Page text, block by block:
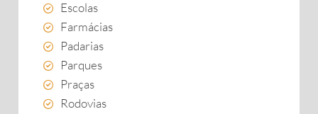
Escolas
Farmácias
Padarias
Parques
Praças
Rodovias